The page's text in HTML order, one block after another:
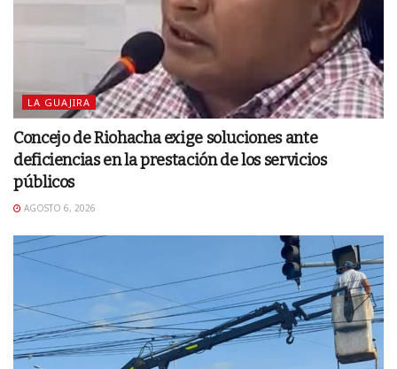
LA GUAJIRA
Concejo de Riohacha exige soluciones ante
deficiencias en la prestación de los servicios
públicos
AGOSTO 6, 2026